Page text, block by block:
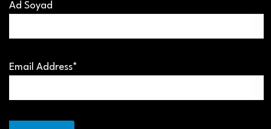
Ad Soyad
Email Address*